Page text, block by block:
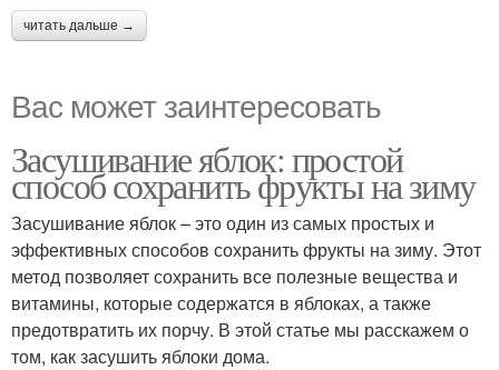
читать дальше →
Вас может заинтересовать
Засушивание яблок: простой
способ сохранить фрукты на зиму
Засушивание яблок – это один из самых простых и
эффективных способов сохранить фрукты на зиму. Этот
метод позволяет сохранить все полезные вещества и
витамины, которые содержатся в яблоках, а также
предотвратить их порчу. В этой статье мы расскажем о
том, как засушить яблоки дома.